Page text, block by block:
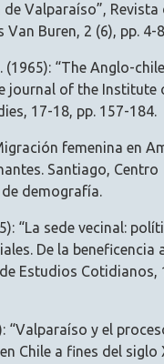
Valparaíso”, Revista
Van Buren, 2 (6), pp. 4-
(1965): “The Anglo-
journal of the Institute
17-18, pp. 157-184.
femenina en
Santiago, Centro
demografía.
“La sede vecinal:
De la beneficencia
Estudios Cotidianos,
“Valparaíso y el
Chile a fines del siglo